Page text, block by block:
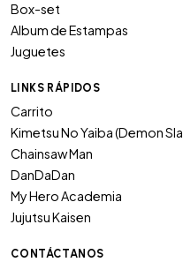
Box-set
Album de Estampas
Juguetes
LINKS RÁPIDOS
Carrito
Kimetsu No Yaiba (Demon
Chainsaw Man
DanDaDan
My Hero Academia
Jujutsu Kaisen
CONTÁCTANOS